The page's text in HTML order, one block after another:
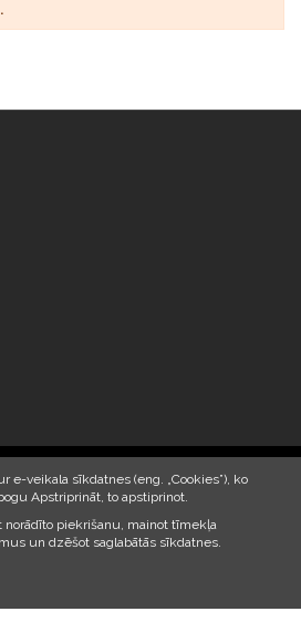
© Armando Auto SIA
e-veikala sīkdatnes (eng. „Cookies”), ko
Apstriprināt, to apstiprinot.
piekrišanu, mainot tīmekļa
un dzēšot saglabātās sīkdatnes.